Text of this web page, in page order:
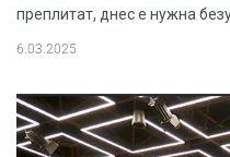
преплитат, днес е нужна
6.03.2025